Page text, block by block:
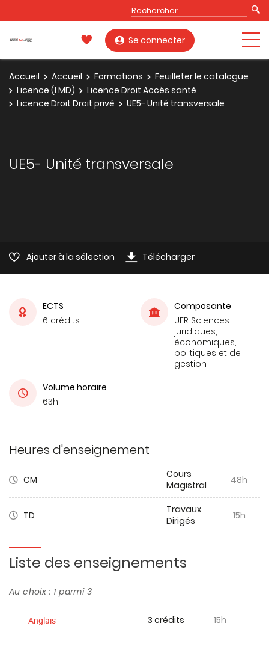
Se connecter
Accueil Accueil Formations
Feuilleter le catalogue
Licence (LMD)
Licence Droit Accès santé
Licence Droit Droit privé
UE5- Unité transversale
UE5- Unité transversale
Ajouter à la sélection Télécharger
ECTS
6 crédits
Composante
UFR Sciences
juridiques,
économiques,
politiques et de
gestion
Volume horaire
63h
Heures d'enseignement
CM
Cours
Magistral
48h
TD
Travaux
Dirigés
15h
Liste des enseignements
Au choix : 1 parmi 3
Anglais 3 crédits 15h